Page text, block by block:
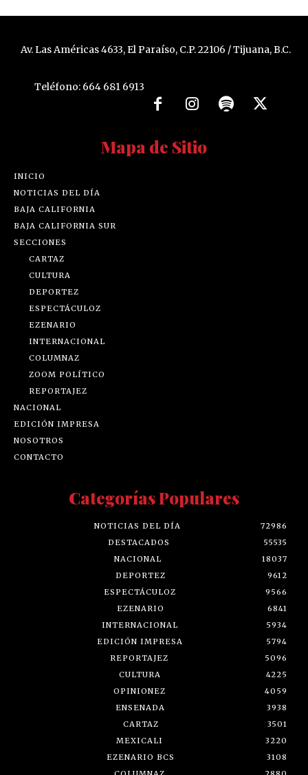
Av. Las Américas 4633, El Paraíso, C.P. 22106 / Tijuana, B.C.
Teléfono: 664 681 6913
Mapa de Sitio
INICIO
NOTICIAS DEL DÍA
BAJA CALIFORNIA
BAJA CALIFORNIA SUR
SECCIONES
CARTAZ
CULTURA
DEPORTEZ
ESPECTÁCULOZ
EZENARIO
INTERNACIONAL
COLUMNAZ
ZOOM POLÍTICO
REPORTAJEZ
NACIONAL
EDICIÓN IMPRESA
NOSOTROS
CONTACTO
Categorías Populares
NOTICIAS DEL DÍA
72986
DESTACADOS
55535
NACIONAL
18037
DEPORTEZ
9612
ESPECTÁCULOZ
9566
EZENARIO
6841
INTERNACIONAL
5934
EDICIÓN IMPRESA
5794
REPORTAJEZ
5096
CULTURA
4225
OPINIONEZ
4059
ENSENADA
3938
CARTAZ
3501
MEXICALI
3220
EZENARIO BCS
3108